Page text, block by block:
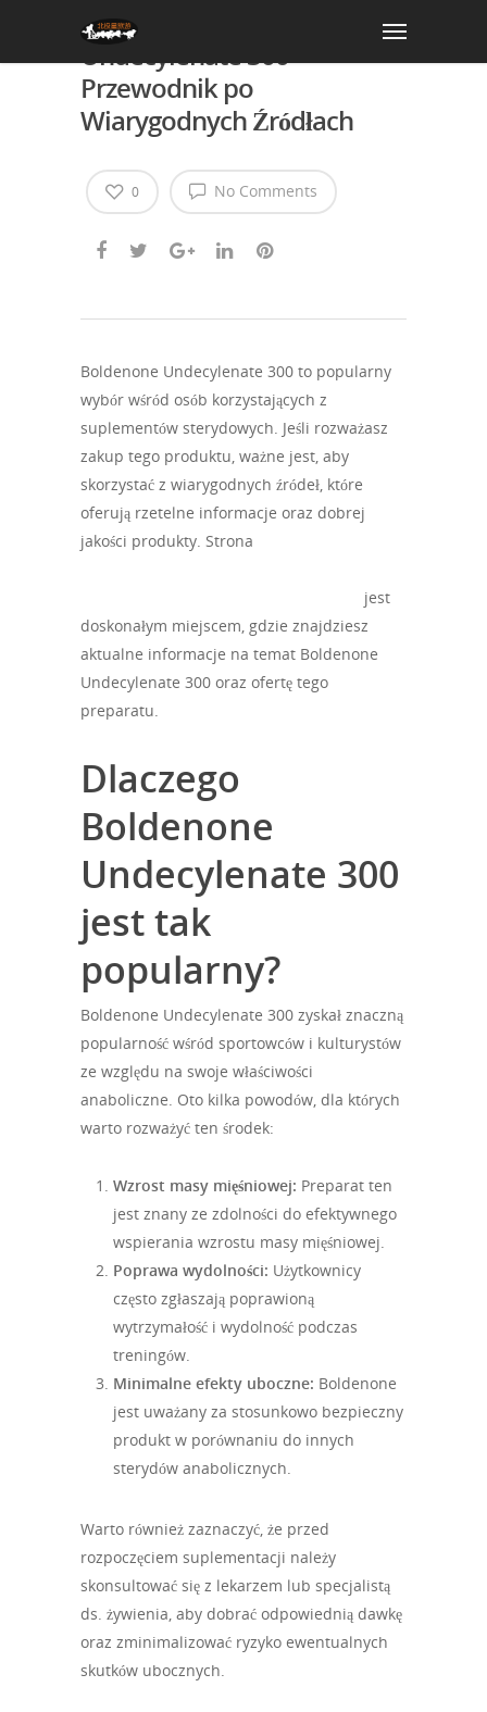
Zakup Boldenone
Undecylenate 300 –
Przewodnik po
Wiarygodnych Źródłach
No Comments
0
Boldenone Undecylenate 300 to popularny
wybór wśród osób korzystających z
suplementów sterydowych. Jeśli rozważasz
zakup tego produktu, ważne jest, aby
skorzystać z wiarygodnych źródeł, które
oferują rzetelne informacje oraz dobrej
jakości produkty. Strona
jest
doskonałym miejscem, gdzie znajdziesz
aktualne informacje na temat Boldenone
Undecylenate 300 oraz ofertę tego
preparatu.
Dlaczego
Boldenone
Undecylenate 300
jest tak
popularny?
Boldenone Undecylenate 300 zyskał znaczną
popularność wśród sportowców i kulturystów
ze względu na swoje właściwości
anaboliczne. Oto kilka powodów, dla których
warto rozważyć ten środek:
Wzrost masy mięśniowej: Preparat ten
jest znany ze zdolności do efektywnego
wspierania wzrostu masy mięśniowej.
Poprawa wydolności: Użytkownicy
często zgłaszają poprawioną
wytrzymałość i wydolność podczas
treningów.
Minimalne efekty uboczne: Boldenone
jest uważany za stosunkowo bezpieczny
produkt w porównaniu do innych
sterydów anabolicznych.
Warto również zaznaczyć, że przed
rozpoczęciem suplementacji należy
skonsultować się z lekarzem lub specjalistą
ds. żywienia, aby dobrać odpowiednią dawkę
oraz zminimalizować ryzyko ewentualnych
skutków ubocznych.